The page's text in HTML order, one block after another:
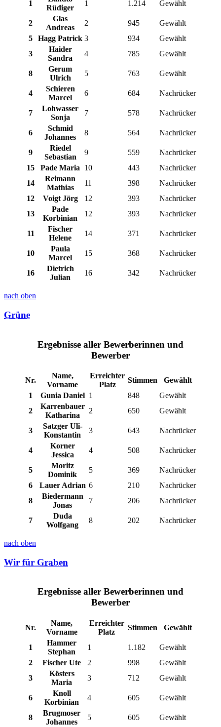
1
Rüdiger
1 1.214 Gewählt
2
Glas
Andreas
2 945
Gewählt
5
Hagg Patrick 3 934
Gewählt
3
Haider
Sandra
4 785 Gewählt
8
Gerum
Ulrich
5 763 Gewählt
4
Schieren
Marcel
6 684 Nachrücker
7
Lohwasser
Sonja
7 578 Nachrücker
6
Schmid
Johannes
8 564 Nachrücker
9
Riedel
Sebastian
9 559
Nachrücker
15
Pade Maria 10 443
Nachrücker
14
Reimann
Mathias
11 398
Nachrücker
12
Voigt Jörg 12 393
Nachrücker
13
Pade
Korbinian
12 393 Nachrücker
11
Fischer
Helene
14 371 Nachrücker
10
Paula
Marcel
15 368 Nachrücker
16
Dietrich
Julian
16 342 Nachrücker
nach oben
Grüne
Ergebnisse aller Bewerberinnen und
Bewerber
Nr.
Name,
Vorname
Erreichter
Platz
Stimmen
Gewählt
1
Gunia Daniel 1 848
Gewählt
2
Karrenbauer
Katharina
2 650 Gewählt
3
Satzger Uli-
Konstantin
3 643 Nachrücker
4
Korner
Jessica
4 508 Nachrücker
5
Moritz
Dominik
5 369
Nachrücker
6
Lauer Adrian 6 210
Nachrücker
8
Biedermann
Jonas
7 206 Nachrücker
7
Duda
Wolfgang
8 202 Nachrücker
nach oben
Wir für Graben
Ergebnisse aller Bewerberinnen und
Bewerber
Nr.
Name,
Vorname
Erreichter
Platz
Stimmen Gewählt
1
Hammer
Stephan
1 1.182
Gewählt
2
Fischer Ute 2 998
Gewählt
3
Kösters
Maria
3 712 Gewählt
6
Knoll
Korbinian
4 605 Gewählt
8
Brugmoser
Johannes
5 605 Gewählt